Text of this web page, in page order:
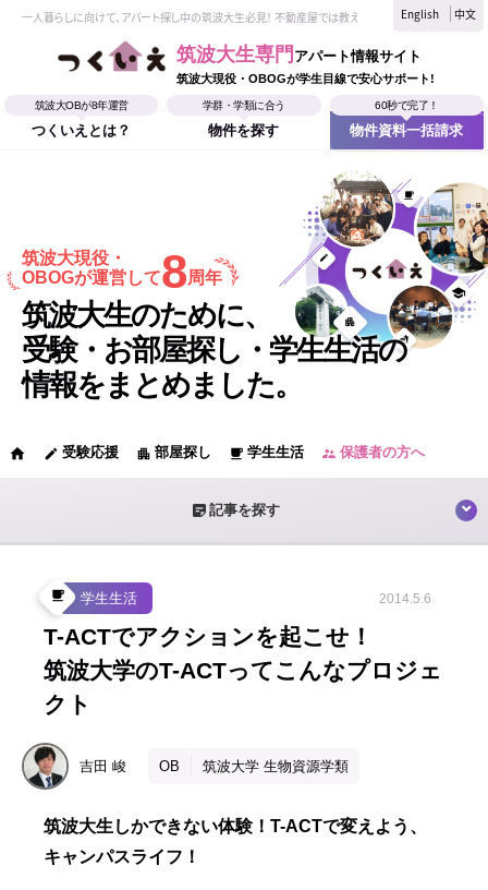
一人暮らしに向けて、アパート探し中の筑波大生必見！ 不動産屋では教えてくれない、筑波大生なら
English 中文
筑波大生専門 アパート情報サイト
筑波大現役・OBOGが学生目線で安心サポート!
筑波大OBが8年運営
つくいえとは？
学群・学類に合う
物件を探す
60秒で完了！
物件資料一括請求
筑波大現役・
OBOGが運営して8周年
筑波大生のために、
受験・お部屋探し・学生生活の
情報をまとめました。
home edit 受験応援 apartment 部屋探し local_cafe 学生生活 supervisor_account 保護者の方へ
sticky_note_2 記事を探す
local_cafe 学生生活 2014.5.6
T-ACTでアクションを起こせ！
筑波大学のT-ACTってこんなプロジェ
クト
吉田 峻 OB 筑波大学 生物資源学類
筑波大生しかできない体験！T-ACTで変えよう、
キャンパスライフ！